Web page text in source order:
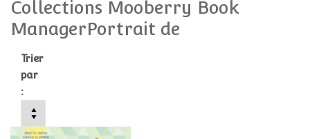
Collections Mooberry Book
ManagerPortrait de
Trier
par
: